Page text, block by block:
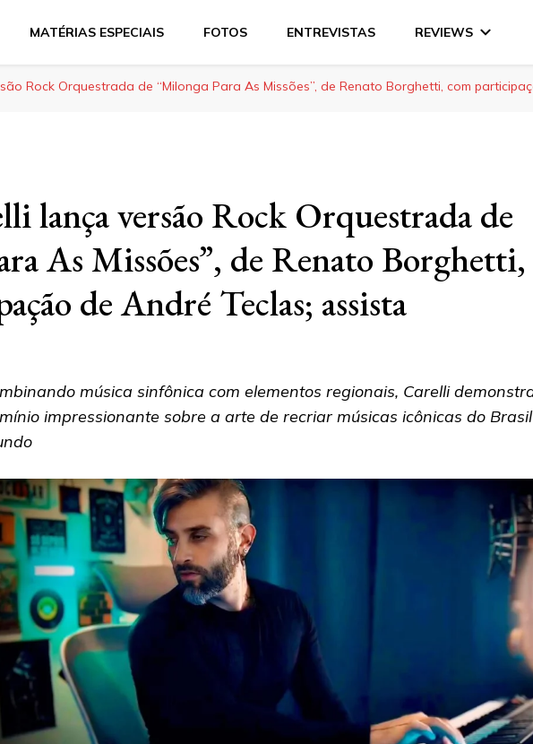
MATÉRIAS ESPECIAIS FOTOS ENTREVISTAS REVIEWS
Rock Orquestrada de “Milonga Para As Missões”, de Renato Borghetti, com
lança versão Rock Orquestrada de
As Missões”, de Renato Borghetti,
de André Teclas; assista
música sinfônica com elementos regionais, Carelli
impressionante sobre a arte de recriar músicas icônicas do